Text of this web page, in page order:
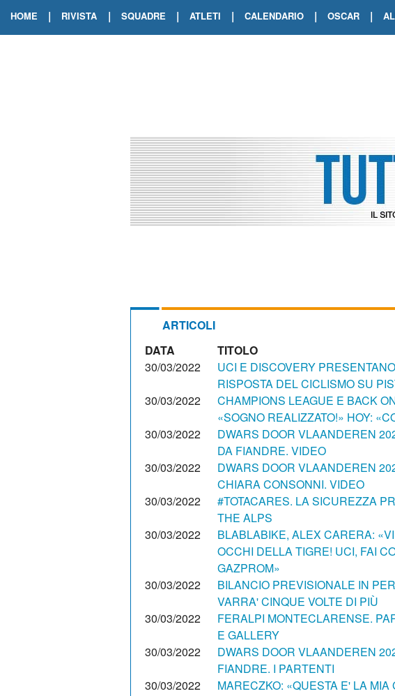
HOME | RIVISTA | SQUADRE | ATLETI | CALENDARIO | OSCAR |
ARTICOLI
DATA
TITOLO
30/03/2022
UCI E DISCOVERY
RISPOSTA DEL CICLISMO SU
30/03/2022
CHAMPIONS LEAGUE E BACK
«SOGNO REALIZZATO!» HOY:
30/03/2022
DWARS DOOR VLAANDEREN
DA FIANDRE. VIDEO
30/03/2022
DWARS DOOR VLAANDEREN
CHIARA CONSONNI. VIDEO
30/03/2022
#TOTACARES. LA SICUREZZA
THE ALPS
30/03/2022
BLABLABIKE, ALEX CARERA:
OCCHI DELLA TIGRE! UCI, FAI
GAZPROM»
30/03/2022
BILANCIO PREVISIONALE IN
VARRA' CINQUE VOLTE DI PIÙ
30/03/2022
FERALPI MONTECLARENSE.
E GALLERY
30/03/2022
DWARS DOOR VLAANDEREN
FIANDRE. I PARTENTI
30/03/2022
MARECZKO: «QUESTA E' LA